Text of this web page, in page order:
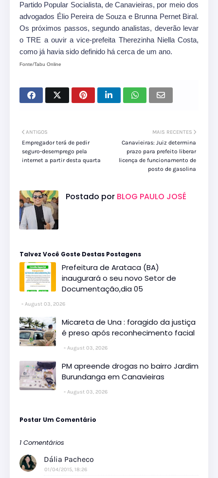
Partido Popular Socialista, de Canavieiras, por meio dos
advogados Élio Pereira de Souza e Brunna Pernet Biral.
Os próximos passos, segundo analistas, deverão levar
o TRE a ouvir a vice-prefeita Therezinha Niella Costa,
como já havia sido definido há cerca de um ano.
Fonte/Tabu Online
MAIS RECENTES
Canavieiras: Juiz determina
prazo para prefeito liberar
licença de funcionamento de
posto de gasolina
ANTIGOS
Empregador terá de pedir
seguro-desemprego pela
internet a partir desta quarta
Postado por BLOG PAULO JOSÉ
Talvez Você Goste Destas Postagens
Prefeitura de Arataca (BA)
inaugurará o seu novo Setor de
Documentação,dia 05
August 03, 2026
Micareta de Una : foragido da justiça
é preso após reconhecimento facial
August 03, 2026
PM apreende drogas no bairro Jardim
Burundanga em Canavieiras
August 03, 2026
Postar Um Comentário
1 Comentários
Dália Pacheco
01/04/2015, 18:26